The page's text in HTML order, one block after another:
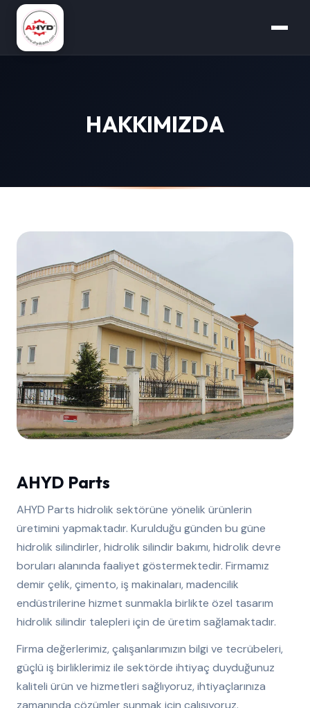
HAKKIMIZDA
AHYD Parts
AHYD Parts hidrolik sektörüne yönelik ürünlerin
üretimini yapmaktadır. Kurulduğu günden bu güne
hidrolik silindirler, hidrolik silindir bakımı, hidrolik devre
boruları alanında faaliyet göstermektedir. Firmamız
demir çelik, çimento, iş makinaları, madencilik
endüstrilerine hizmet sunmakla birlikte özel tasarım
hidrolik silindir talepleri için de üretim sağlamaktadır.
Firma değerlerimiz, çalışanlarımızın bilgi ve tecrübeleri,
güçlü iş birliklerimiz ile sektörde ihtiyaç duyduğunuz
kaliteli ürün ve hizmetleri sağlıyoruz, ihtiyaçlarınıza
zamanında çözümler sunmak için çalışıyoruz.